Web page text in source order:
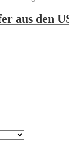
aus den